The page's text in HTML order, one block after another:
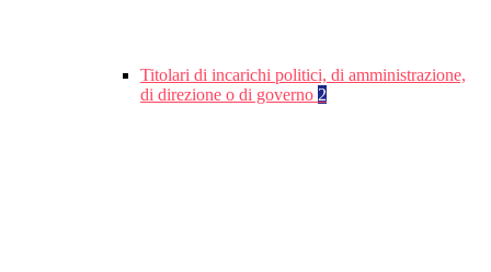
Titolari di incarichi politici, di amministrazione,
di direzione o di governo 2